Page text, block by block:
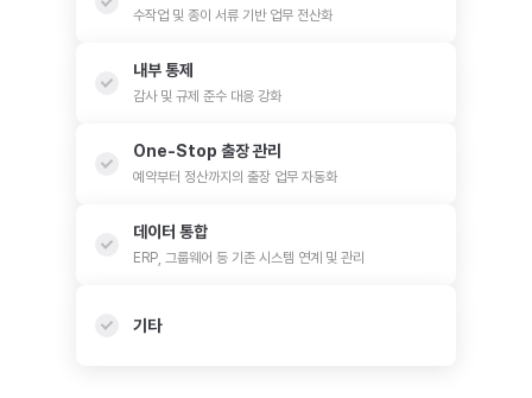
수작업 및 종이 서류 기반 업무 전산화
내부 통제
감사 및 규제 준수 대응 강화
One-Stop 출장 관리
예약부터 정산까지의 출장 업무 자동화
데이터 통합
ERP, 그룹웨어 등 기존 시스템 연계 및 관리
기타